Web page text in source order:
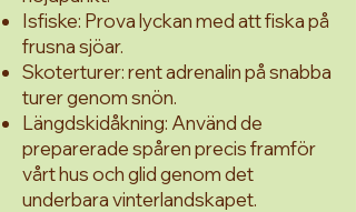
Isfiske: Prova lyckan med att fiska på
frusna sjöar.
Skoterturer: rent adrenalin på snabba
turer genom snön.
Längdskidåkning: Använd de
preparerade spåren precis framför
vårt hus och glid genom det
underbara vinterlandskapet.